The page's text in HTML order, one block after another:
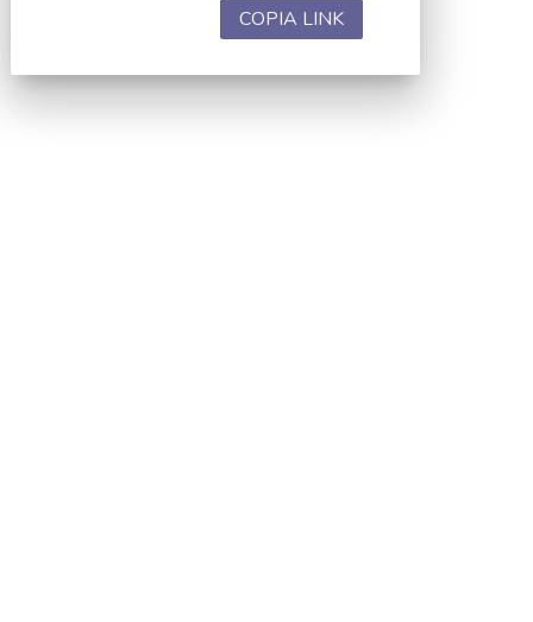
COPIA LINK